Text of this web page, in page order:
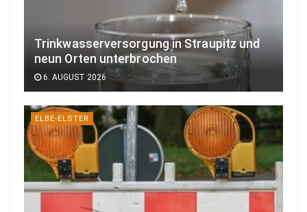
Trinkwasserversorgung in Straupitz und
neun Orten unterbrochen
6. AUGUST 2026
ELBE-ELSTER